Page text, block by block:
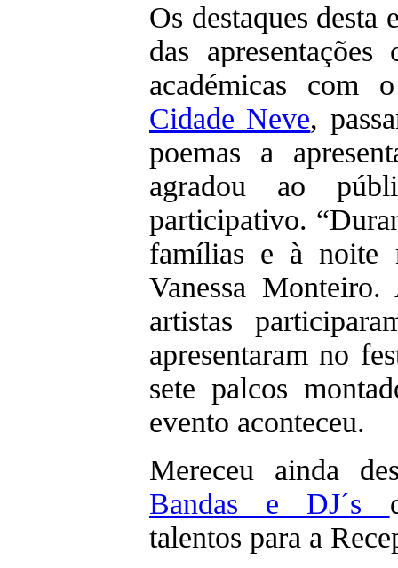
Os destaques
das
académicas com
Cidade Neve,
poemas a
agradou ao
participativo.
famílias e à noite
Vanessa
artistas
apresentaram no
sete palcos
evento aconteceu.
Mereceu ainda
Bandas e DJ´s
talentos para a